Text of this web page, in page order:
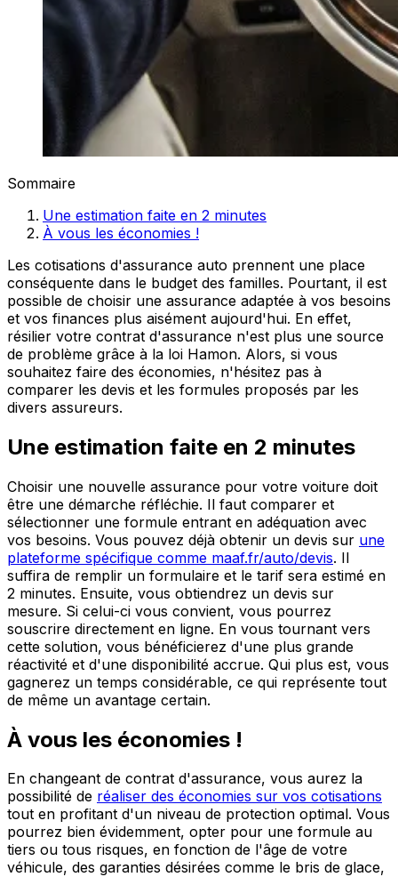
Sommaire
Une estimation faite en 2 minutes
À vous les économies !
Les cotisations d'assurance auto prennent une place
conséquente dans le budget des familles. Pourtant, il est
possible de choisir une assurance adaptée à vos besoins
et vos finances plus aisément aujourd'hui. En effet,
résilier votre contrat d'assurance n'est plus une source
de problème grâce à la loi Hamon. Alors, si vous
souhaitez faire des économies, n'hésitez pas à
comparer les devis et les formules proposés par les
divers assureurs.
Une estimation faite en 2 minutes
Choisir une nouvelle assurance pour votre voiture doit
être une démarche réfléchie. Il faut comparer et
sélectionner une formule entrant en adéquation avec
vos besoins. Vous pouvez déjà obtenir un devis sur une
plateforme spécifique comme maaf.fr/auto/devis. Il
suffira de remplir un formulaire et le tarif sera estimé en
2 minutes. Ensuite, vous obtiendrez un devis sur
mesure. Si celui-ci vous convient, vous pourrez
souscrire directement en ligne. En vous tournant vers
cette solution, vous bénéficierez d'une plus grande
réactivité et d'une disponibilité accrue. Qui plus est, vous
gagnerez un temps considérable, ce qui représente tout
de même un avantage certain.
À vous les économies !
En changeant de contrat d'assurance, vous aurez la
possibilité de réaliser des économies sur vos cotisations
tout en profitant d'un niveau de protection optimal. Vous
pourrez bien évidemment, opter pour une formule au
tiers ou tous risques, en fonction de l'âge de votre
véhicule, des garanties désirées comme le bris de glace,